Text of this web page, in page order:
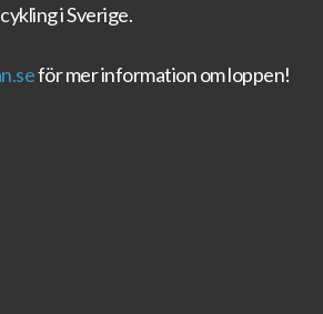
i Sverige.
för mer information om loppen!